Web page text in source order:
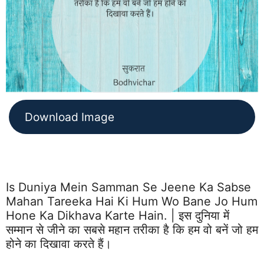
Download Image
Is Duniya Mein Samman Se Jeene Ka Sabse
Mahan Tareeka Hai Ki Hum Wo Bane Jo Hum
Hone Ka Dikhava Karte Hain. | इस दुनिया में
सम्मान से जीने का सबसे महान तरीका है कि हम वो बनें जो हम
होने का दिखावा करते हैं।